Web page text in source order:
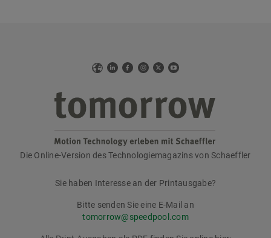
WebLinkedIn
Facebook
Instagram
X YouTube
tomorrow
Die Online-Version des Technologiemagazins von Schaeffler
Sie haben Interesse an der Printausgabe?
Bitte senden Sie eine E-Mail an
tomorrow@speedpool.com